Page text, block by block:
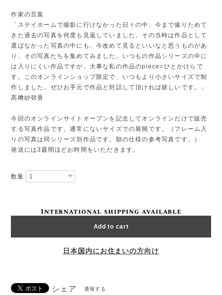
作家の言葉
「ステイホームで撮影に行けなかった日々の中、今まで撮りためて
きた過去の写真を何度も見返していました。その当時は作品として
選ばなかった写真の中にも、今改めて見るといいなと思うものがあ
り、その写真たちを集めてみました。いつもの作品シリーズの中に
は入りにくい作品ですが、大事な私の作品のpiece=ひとかけらで
す。このオンラインショップ限定で、いつもより小さいサイズで制
作しました。ぜひお手元で作品と対話して頂ければ嬉しいです。」
髙﨑紗弥香
今回のオンラインサイトオープンを記念してオンラインだけで販売
する写真作品です。通常にないサイズでの展開です。（フレーム入
りの写真は同シリーズ別作品です。額の仕様の参考写真です。）
発送には3週間ほどお時間をいただきます。
数量
International shipping available
Add to cart
日本国内にお住まいの方向け
シェア 通報する